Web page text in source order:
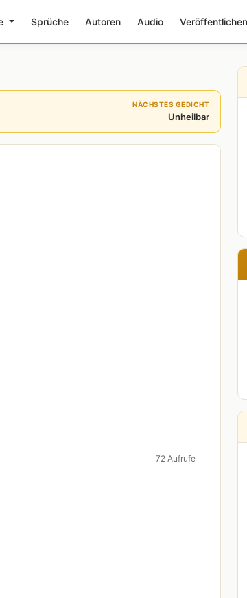
Sprüche Autoren Audio Veröffentlichen
NÄCHSTES GEDICHT
Unheilbar
72 Aufrufe